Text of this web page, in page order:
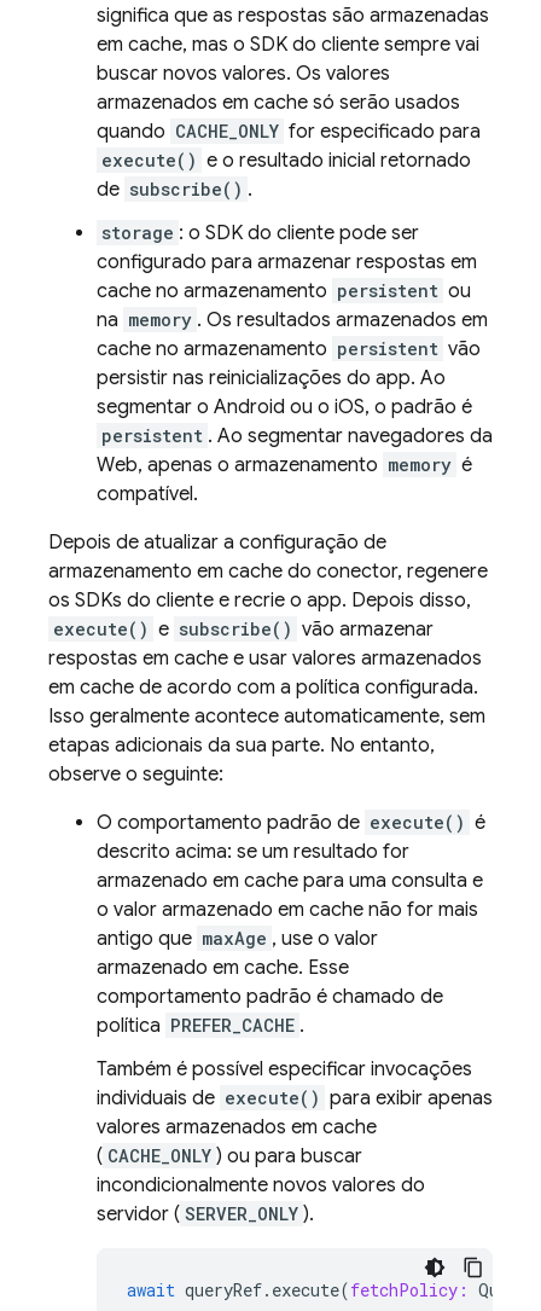
significa que as respostas são armazenadas
em cache, mas o SDK do cliente sempre vai
buscar novos valores. Os valores
armazenados em cache só serão usados
quando CACHE_ONLY for especificado para
execute() e o resultado inicial retornado
de subscribe() .
storage : o SDK do cliente pode ser
configurado para armazenar respostas em
cache no armazenamento persistent ou
na memory . Os resultados armazenados em
cache no armazenamento persistent vão
persistir nas reinicializações do app. Ao
segmentar o Android ou o iOS, o padrão é
persistent . Ao segmentar navegadores da
Web, apenas o armazenamento memory é
compatível.
Depois de atualizar a configuração de
armazenamento em cache do conector, regenere
os SDKs do cliente e recrie o app. Depois disso,
execute() e subscribe() vão armazenar
respostas em cache e usar valores armazenados
em cache de acordo com a política configurada.
Isso geralmente acontece automaticamente, sem
etapas adicionais da sua parte. No entanto,
observe o seguinte:
O comportamento padrão de execute() é
descrito acima: se um resultado for
armazenado em cache para uma consulta e
o valor armazenado em cache não for mais
antigo que maxAge , use o valor
armazenado em cache. Esse
comportamento padrão é chamado de
política PREFER_CACHE .
Também é possível especificar invocações
individuais de execute() para exibir apenas
valores armazenados em cache
( CACHE_ONLY ) ou para buscar
incondicionalmente novos valores do
servidor ( SERVER_ONLY ).
await queryRef. execute(fetchPolicy: